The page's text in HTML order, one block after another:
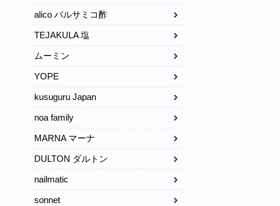
alico バルサミコ酢
TEJAKULA 塩
ムーミン
YOPE
kusuguru Japan
noa family
MARNA マーナ
DULTON ダルトン
nailmatic
sonnet